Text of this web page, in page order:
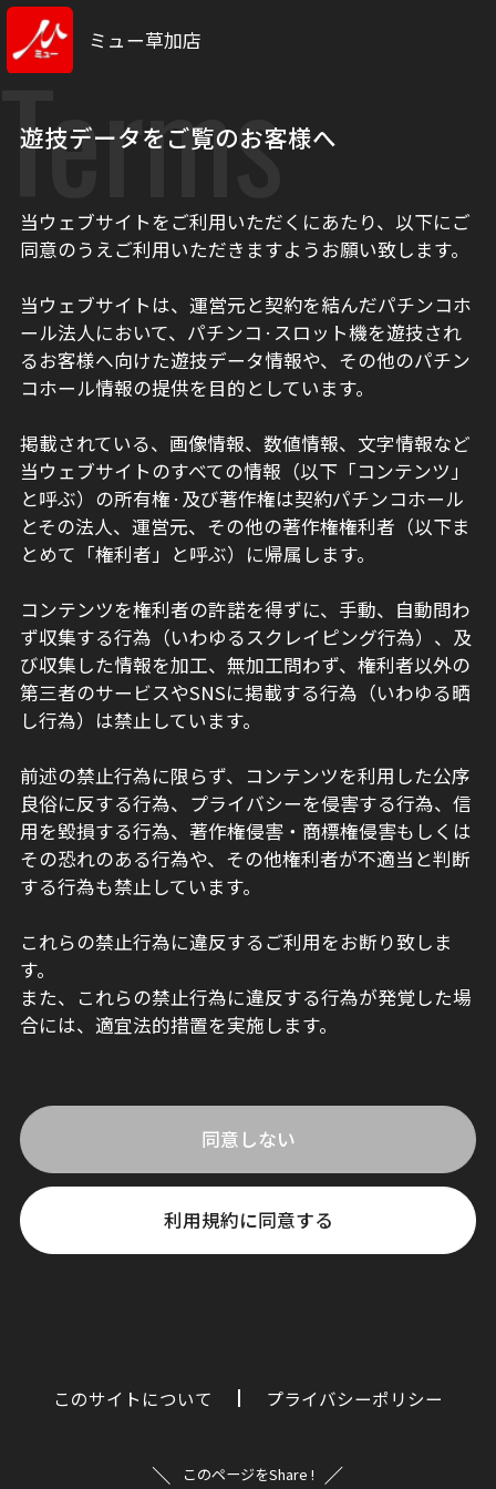
ミュー草加店
Terms
遊技データをご覧のお客様へ
当ウェブサイトをご利用いただくにあたり、以下にご
同意のうえご利用いただきますようお願い致します。
当ウェブサイトは、運営元と契約を結んだパチンコホ
ール法人において、パチンコ·スロット機を遊技され
るお客様へ向けた遊技データ情報や、その他のパチン
コホール情報の提供を目的としています。
掲載されている、画像情報、数値情報、文字情報など
当ウェブサイトのすべての情報（以下「コンテンツ」
と呼ぶ）の所有権·及び著作権は契約パチンコホール
とその法人、運営元、その他の著作権権利者（以下ま
とめて「権利者」と呼ぶ）に帰属します。
コンテンツを権利者の許諾を得ずに、手動、自動問わ
ず収集する行為（いわゆるスクレイピング行為）、及
び収集した情報を加工、無加工問わず、権利者以外の
第三者のサービスやSNSに掲載する行為（いわゆる晒
し行為）は禁止しています。
前述の禁止行為に限らず、コンテンツを利用した公序
良俗に反する行為、プライバシーを侵害する行為、信
用を毀損する行為、著作権侵害・商標権侵害もしくは
その恐れのある行為や、その他権利者が不適当と判断
する行為も禁止しています。
これらの禁止行為に違反するご利用をお断り致しま
す。
また、これらの禁止行為に違反する行為が発覚した場
合には、適宜法的措置を実施します。
同意しない
利用規約に同意する
このサイトについて プライバシーポリシー
このページをShare !